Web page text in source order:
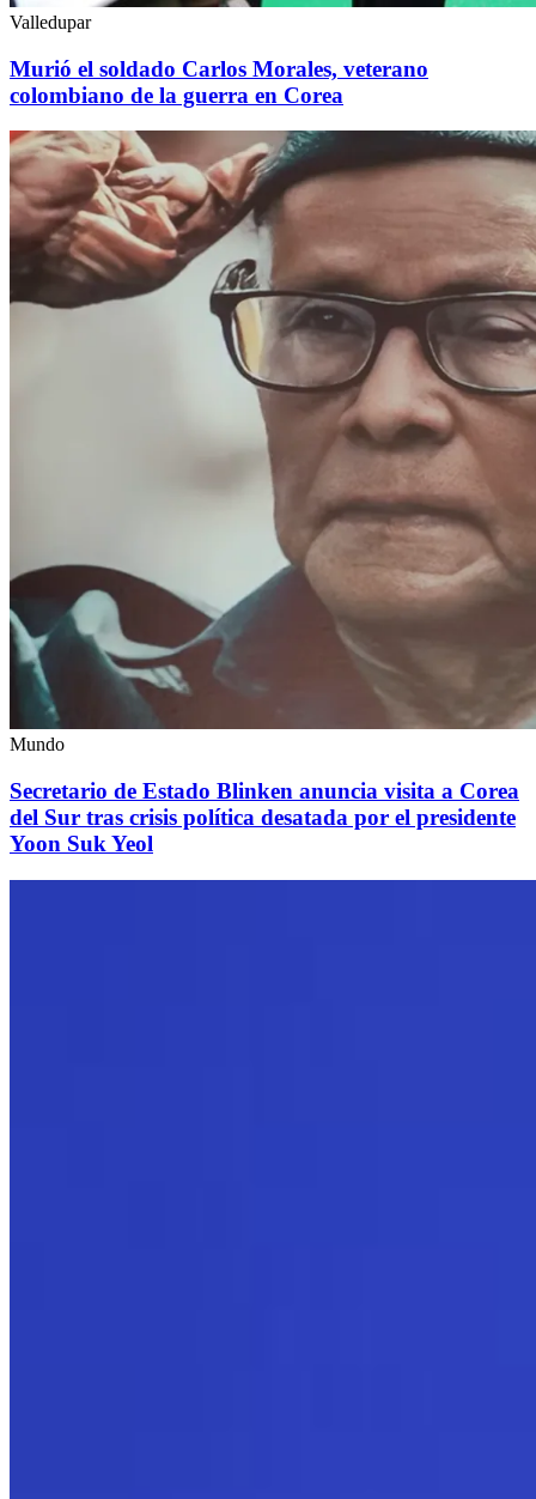
Valledupar
Murió el soldado Carlos Morales, veterano
colombiano de la guerra en Corea
Mundo
Secretario de Estado Blinken anuncia visita a Corea
del Sur tras crisis política desatada por el presidente
Yoon Suk Yeol